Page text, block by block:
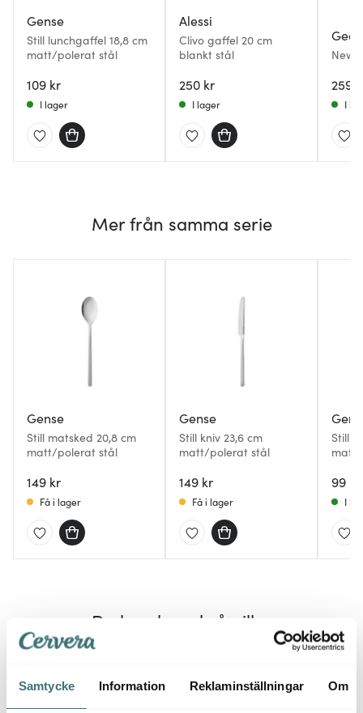
Samtycke Information Reklaminställningar Om
Gense
Still lunchgaffel 18,8 cm
matt/polerat stål
109 kr
I lager
Alessi
Clivo gaffel 20 cm
blankt stål
250 kr
I lager
New
259
I
Mer från samma serie
Gense
Still matsked 20,8 cm
matt/polerat stål
149 kr
Få i lager
Gense
Still kniv 23,6 cm
matt/polerat stål
149 kr
Få i lager
Still
99 kr
I
Du kanske också gillar